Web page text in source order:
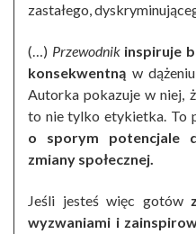
zastałego,
(…) Przewodnik inspiruje
konsekwentną w
Autorka pokazuje w niej,
to nie tylko etykietka. To
o sporym potencjale
zmiany społecznej.
Jeśli jesteś więc gotów
wyzwaniami i